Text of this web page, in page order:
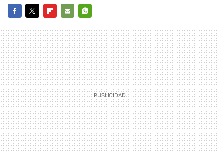
MAIL